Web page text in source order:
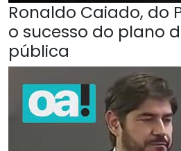
Ronaldo Caiado, do
o sucesso do plano
pública